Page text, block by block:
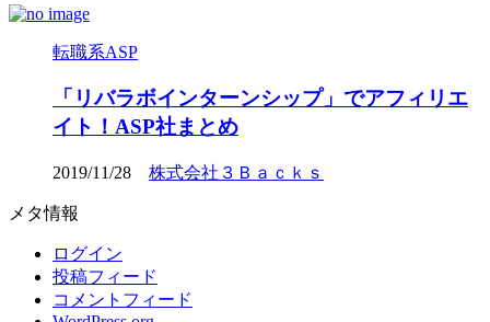
転職系ASP
「リバラボインターンシップ」でアフィリエ
イト！ASP社まとめ
2019/11/28 株式会社３Ｂａｃｋｓ
メタ情報
ログイン
投稿フィード
コメントフィード